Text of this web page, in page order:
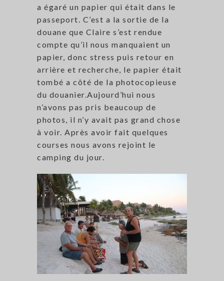
a égaré un papier qui était dans le
passeport. C’est a la sortie de la
douane que Claire s’est rendue
compte qu’il nous manquaient un
papier, donc stress puis retour en
arrière et recherche, le papier était
tombé a côté de la photocopieuse
du douanier.Aujourd’hui nous
n’avons pas pris beaucoup de
photos, il n’y avait pas grand chose
à voir. Après avoir fait quelques
courses nous avons rejoint le
camping du jour.